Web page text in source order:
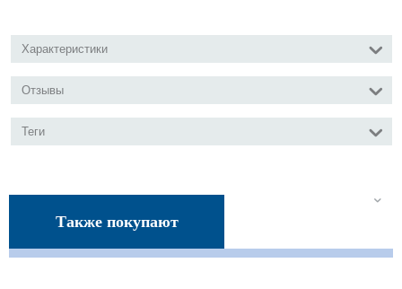
Характеристики
Отзывы
Теги
Также покупают